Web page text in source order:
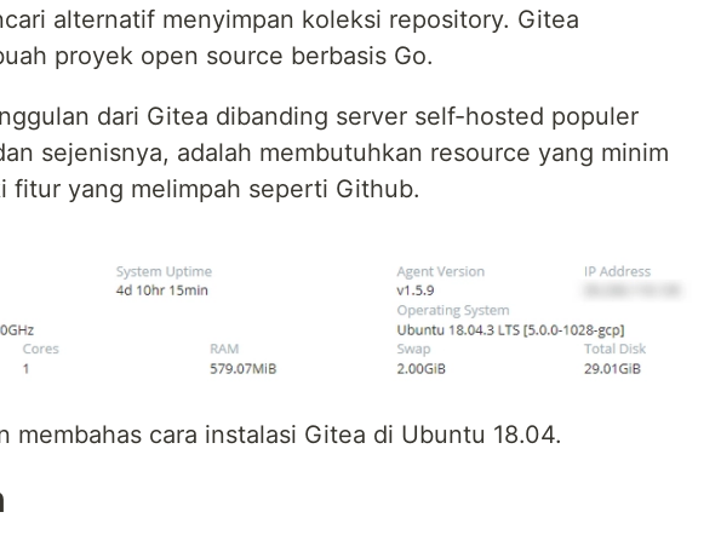
alternatif menyimpan koleksi repository. Gitea
proyek open source berbasis Go.
dari Gitea dibanding server self-hosted populer
sejenisnya, adalah membutuhkan resource yang minim
fitur yang melimpah seperti Github.
membahas cara instalasi Gitea di Ubuntu 18.04.